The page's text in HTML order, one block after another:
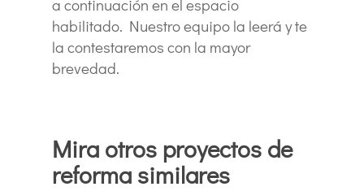
a continuación en el espacio
habilitado. Nuestro equipo la leerá y te
la contestaremos con la mayor
brevedad.
Mira otros proyectos de
reforma similares